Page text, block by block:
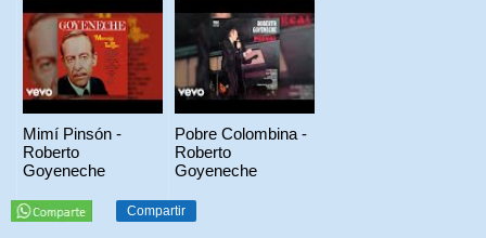
Mimí Pinsón -
Roberto
Goyeneche
Pobre Colombina -
Roberto
Goyeneche
Compartir